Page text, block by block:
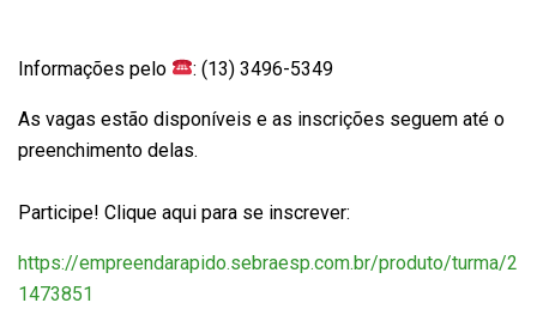
Informações pelo : (13) 3496-5349
As vagas estão disponíveis e as inscrições seguem até o
preenchimento delas.
Participe! Clique aqui para se inscrever:
https://empreendarapido.sebraesp.com.br/produto/turma/2
1473851